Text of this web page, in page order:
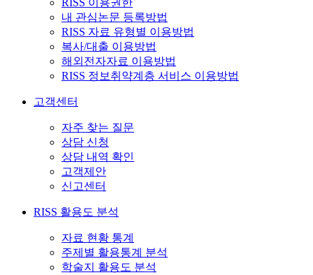
RISS 이용권한
내 관심논문 등록방법
RISS 자료 유형별 이용방법
복사/대출 이용방법
해외전자자료 이용방법
RISS 정보취약계층 서비스 이용방법
고객센터
자주 찾는 질문
상담 신청
상담 내역 확인
고객제안
신고센터
RISS 활용도 분석
자료 현황 통계
주제별 활용통계 분석
학술지 활용도 분석